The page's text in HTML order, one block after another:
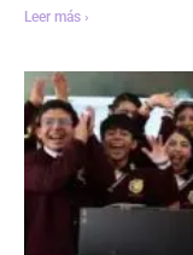
Leer más ›